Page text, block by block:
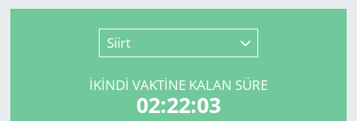
Siirt
İKINDI VAKTİNE KALAN SÜRE
02:22:03
Tüm Manşetler